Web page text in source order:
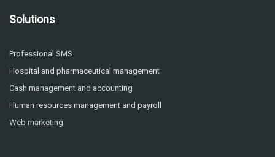
Solutions
Professional SMS
Hospital and pharmaceutical management
Cash management and accounting
Human resources management and payroll
Web marketing